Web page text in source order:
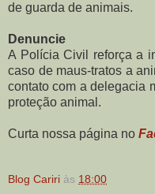
de guarda de animais.
Denuncie
A Polícia Civil reforça a
caso de maus-tratos a
contato com a delegacia
proteção animal.
Curta nossa página no
Blog Cariri às 18:00